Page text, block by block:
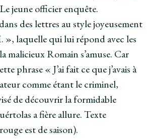
jeune officier enquête.
des lettres au style joyeusement
», laquelle qui lui répond avec les
malicieux Romain s’amuse. Car
phrase « J’ai fait ce que j’avais à
comme étant le criminel,
de découvrir la formidable
a fière allure. Texte
est de saison).